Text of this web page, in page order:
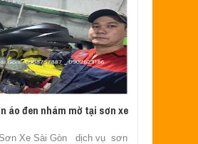
áo đen nhám mờ tại sơn xe
Xe Sài Gòn dịch vụ sơn